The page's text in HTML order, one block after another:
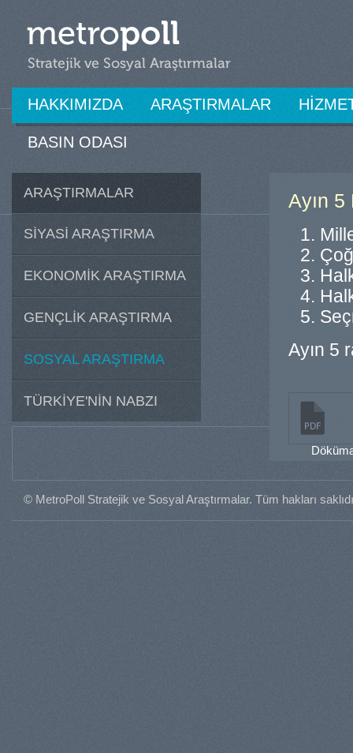
HAKKIMIZDA ARAŞTIRMALAR
BASIN ODASI
ARAŞTIRMALAR
SİYASİ ARAŞTIRMA
EKONOMİK ARAŞTIRMA
GENÇLİK ARAŞTIRMA
SOSYAL ARAŞTIRMA
TÜRKİYE'NİN NABZI
Ayın 5
Ayın 5
© MetroPoll Stratejik ve Sosyal Araştırmalar. Tüm hakları